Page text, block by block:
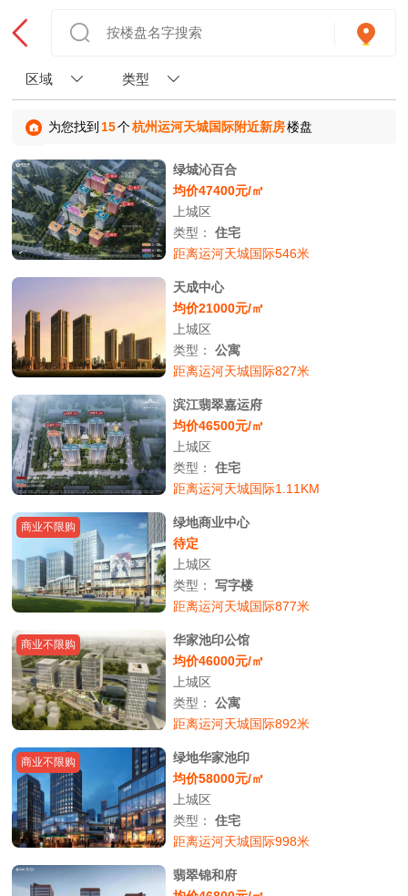
区域 类型
为您找到 15个杭州运河天城国际附近新房楼盘
绿城沁百合
均价47400元/㎡
上城区
类型：住宅
距离运河天城国际546米
天成中心
均价21000元/㎡
上城区
类型：公寓
距离运河天城国际827米
滨江翡翠嘉运府
均价46500元/㎡
上城区
类型：住宅
距离运河天城国际1.11KM
商业不限购
绿地商业中心
待定
上城区
类型：写字楼
距离运河天城国际877米
商业不限购
华家池印公馆
均价46000元/㎡
上城区
类型：公寓
距离运河天城国际892米
商业不限购
绿地华家池印
均价58000元/㎡
上城区
类型：住宅
距离运河天城国际998米
翡翠锦和府